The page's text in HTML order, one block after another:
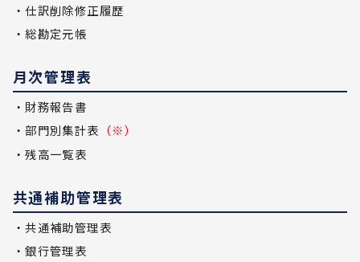
・仕訳削除修正履歴
・総勘定元帳
月次管理表
・財務報告書
・部門別集計表 （※）
・残高一覧表
共通補助管理表
・共通補助管理表
・銀行管理表